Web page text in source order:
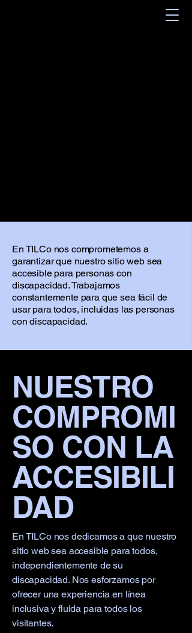
En TILCo nos comprometemos a
garantizar que nuestro sitio web sea
accesible para personas con
discapacidad. Trabajamos
constantemente para que sea fácil de
usar para todos, incluidas las personas
con discapacidad.
NUESTRO
COMPROMI
SO CON LA
ACCESIBILI
DAD
En TILCo nos dedicamos a que nuestro
sitio web sea accesible para todos,
independientemente de su
discapacidad. Nos esforzamos por
ofrecer una experiencia en línea
inclusiva y fluida para todos los
visitantes.